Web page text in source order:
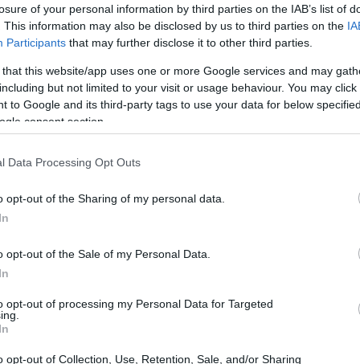
of your personal information by third parties on the IAB’s list of
This information may also be disclosed by us to third parties on the
Participants that may further disclose it to other third parties.
that this website/app uses one or more Google services and may
but not limited to your visit or usage behaviour. You may
to Google and its third-party tags to use your data for below
consent section.
Data Processing Opt Outs
opt-out of the Sharing of my personal data.
opt-out of the Sale of my Personal Data.
opt-out of processing my Personal Data for Targeted
opt-out of Collection, Use, Retention, Sale, and/or Sharing
να συνεχίσει τους βομβαρδισμούς εάν
«συμμορφωνόταν».
αποθέματα αργού πετρελαίου των
εβδομάδα την περασμένη
ωθώντας τα
το 1985,
ενέργειας, δήλωσε την Τετάρτη η
των ΗΠΑ.
16:35